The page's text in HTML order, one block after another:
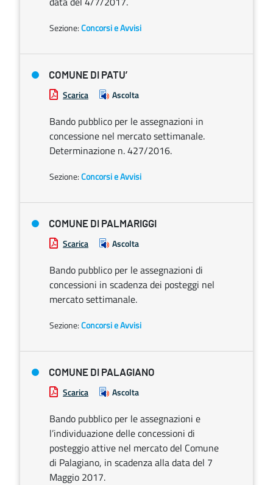
Sezione:Concorsi e Avvisi
COMUNE DI PATU’
Scarica Ascolta
Bando pubblico per le assegnazioni in
concessione nel mercato settimanale.
Determinazione n. 427/2016.
Sezione:Concorsi e Avvisi
COMUNE DI PALMARIGGI
Scarica Ascolta
Bando pubblico per le assegnazioni di
concessioni in scadenza dei posteggi nel
mercato settimanale.
Sezione:Concorsi e Avvisi
COMUNE DI PALAGIANO
Scarica Ascolta
Bando pubblico per le assegnazioni e
l’individuazione delle concessioni di
posteggio attive nel mercato del Comune
di Palagiano, in scadenza alla data del 7
Maggio 2017.